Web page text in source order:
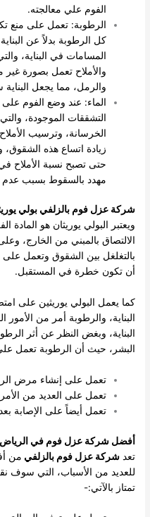
الفوم علي معالجته.
الرطوبة: تعمل على منع
كل الرطوبة بدلاً عن
المسامات في البناية،
والأملاح تعمل بصورة
والرمل، مما يجعل
الماء: عند وضع الفوم على
التشققات الموجودة،
الخرسانة، وترسيب
زيادة اتساع هذه
مهدد بالسقوط بسبب عدم
شركة عزل فوم بالزلفي بولي
ويعتبر البولي يوريثان هو المادة
الالتصاق بالمبني من الخارج،
بالتغلغل بين الشقوق وتعمل
أن تكون خطرة في المستقبل.
كما يعمل البولي يوريثين على
البناية، والرطوبة أمر من
البناية، وبغض النظر عن أثر
البشر، حيث أن الرطوبة تعمل
تعمل على إنشاء مرض
تعمل على العديد من
تعمل أيضاً على الإصابة
أفضل شركة عزل فوم في الرياض
تعدشركة عزل فوم بالزلفي من
للعديد من الأسباب، التي سوف
تمتاز بالآتي:-